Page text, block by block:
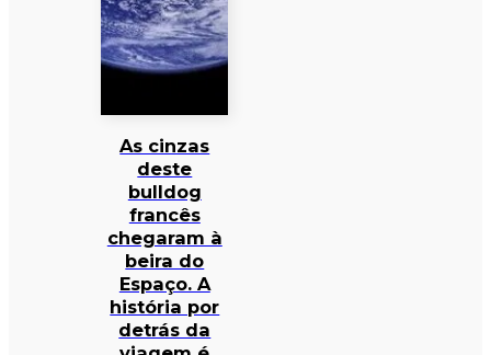
As cinzas
deste
bulldog
francês
chegaram à
beira do
Espaço. A
história por
detrás da